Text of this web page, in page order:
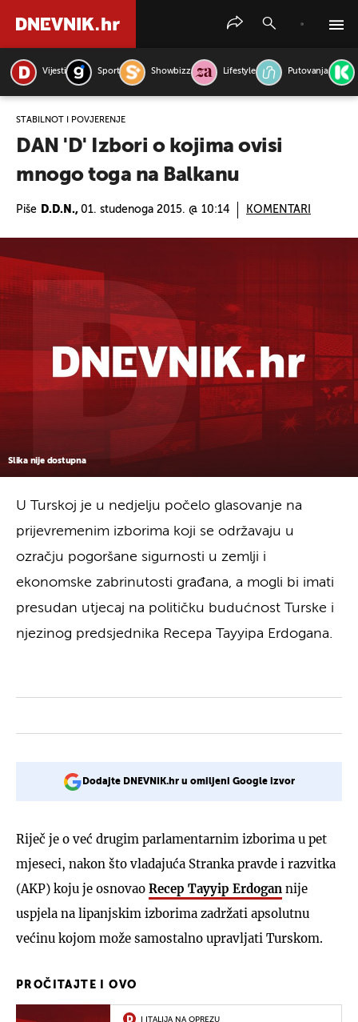
Vijesti Sport Showbizz Lifestyle Putovanja
STABILNOT I POVJERENJE
DAN 'D' Izbori o kojima ovisi
mnogo toga na Balkanu
Piše D.D.N., 01. studenoga 2015. @ 10:14 KOMENTARI
Slika nije dostupna
U Turskoj je u nedjelju počelo glasovanje na
prijevremenim izborima koji se održavaju u
ozračju pogoršane sigurnosti u zemlji i
ekonomske zabrinutosti građana, a mogli bi imati
presudan utjecaj na političku budućnost Turske i
njezinog predsjednika Recepa Tayyipa Erdogana.
Dodajte DNEVNIK.hr u omiljeni Google izvor
Riječ je o već drugim parlamentarnim izborima u pet
mjeseci, nakon što vladajuća Stranka pravde i razvitka
(AKP) koju je osnovao Recep Tayyip Erdogan nije
uspjela na lipanjskim izborima zadržati apsolutnu
većinu kojom može samostalno upravljati Turskom.
PROČITAJTE I OVO
I ITALIJA NA OPREZU
PRETRAŽITE VIJESTI